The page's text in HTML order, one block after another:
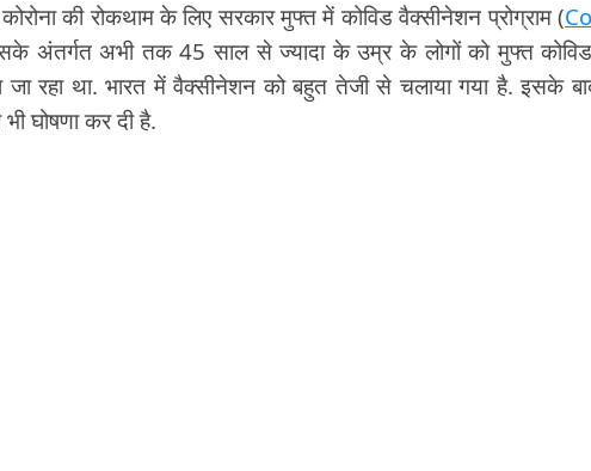
की रोकथाम के लिए सरकार मुफ्त में कोविड वैक्सीनेशन प्रोग्राम (
अंतर्गत अभी तक 45 साल से ज्यादा के उम्र के लोगों को मुफ्त
रहा था. भारत में वैक्सीनेशन को बहुत तेजी से चलाया गया है. इसके
घोषणा कर दी है.